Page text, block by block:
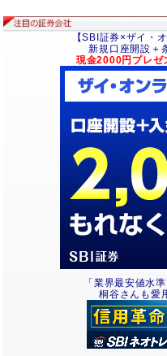
【SBI証券×ザイ・
新規口座開設＋
現金2000円プレゼ
「業界最安値水
桐谷さんも愛